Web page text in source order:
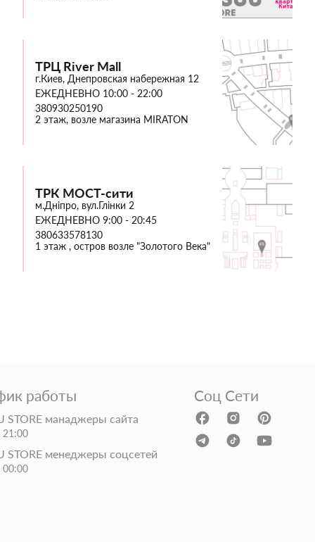
ТРЦ River Mall
г.Киев, Днепровская набережная 12
ЕЖЕДНЕВНО 10:00 - 22:00
380930250190
2 этаж, возле магазина MIRATON
ТРК МОСТ-сити
м.Дніпро, вул.Глінки 2
ЕЖЕДНЕВНО 9:00 - 20:45
380633578130
1 этаж , остров возле "Золотого Века"
работы
STORE манаджеры сайта
21:00
STORE менеджеры соцсетей
00:00
Соц Сети